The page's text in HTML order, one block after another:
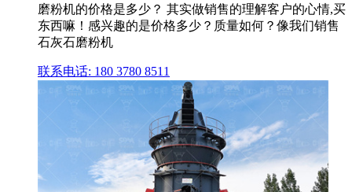
磨粉机的价格是多少？ 其实做销售的理解客户的心情,买
东西嘛！感兴趣的是价格多少？质量如何？像我们销售
石灰石磨粉机
联系电话: 180 3780 8511